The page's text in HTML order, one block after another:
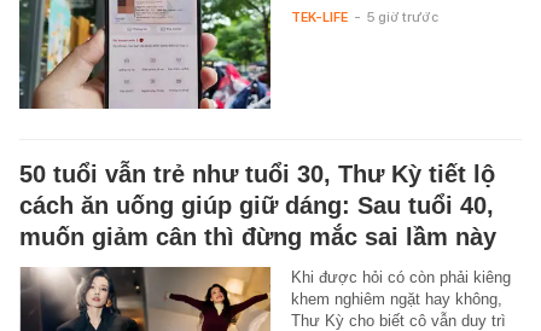
TEK-LIFE - 5 giờ trước
50 tuổi vẫn trẻ như tuổi 30, Thư Kỳ tiết lộ
cách ăn uống giúp giữ dáng: Sau tuổi 40,
muốn giảm cân thì đừng mắc sai lầm này
Khi được hỏi có còn phải kiêng
khem nghiêm ngặt hay không,
Thư Kỳ cho biết cô vẫn duy trì